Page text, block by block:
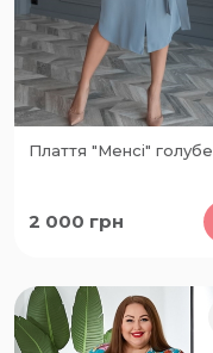
Плаття "Менсі" голубе
2 000 грн